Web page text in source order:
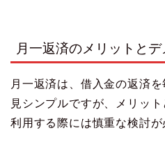
月一返済のメリットとデ
月一返済は、借入金の返済
見シンプルですが、メリッ
利用する際には慎重な検討が